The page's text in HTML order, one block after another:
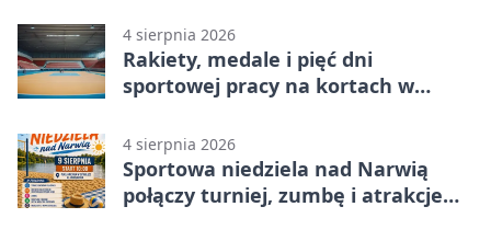
4 sierpnia 2026
Rakiety, medale i pięć dni
sportowej pracy na kortach w
4 sierpnia 2026
Sportowa niedziela nad Narwią
połączy turniej, zumbę i atrakcje